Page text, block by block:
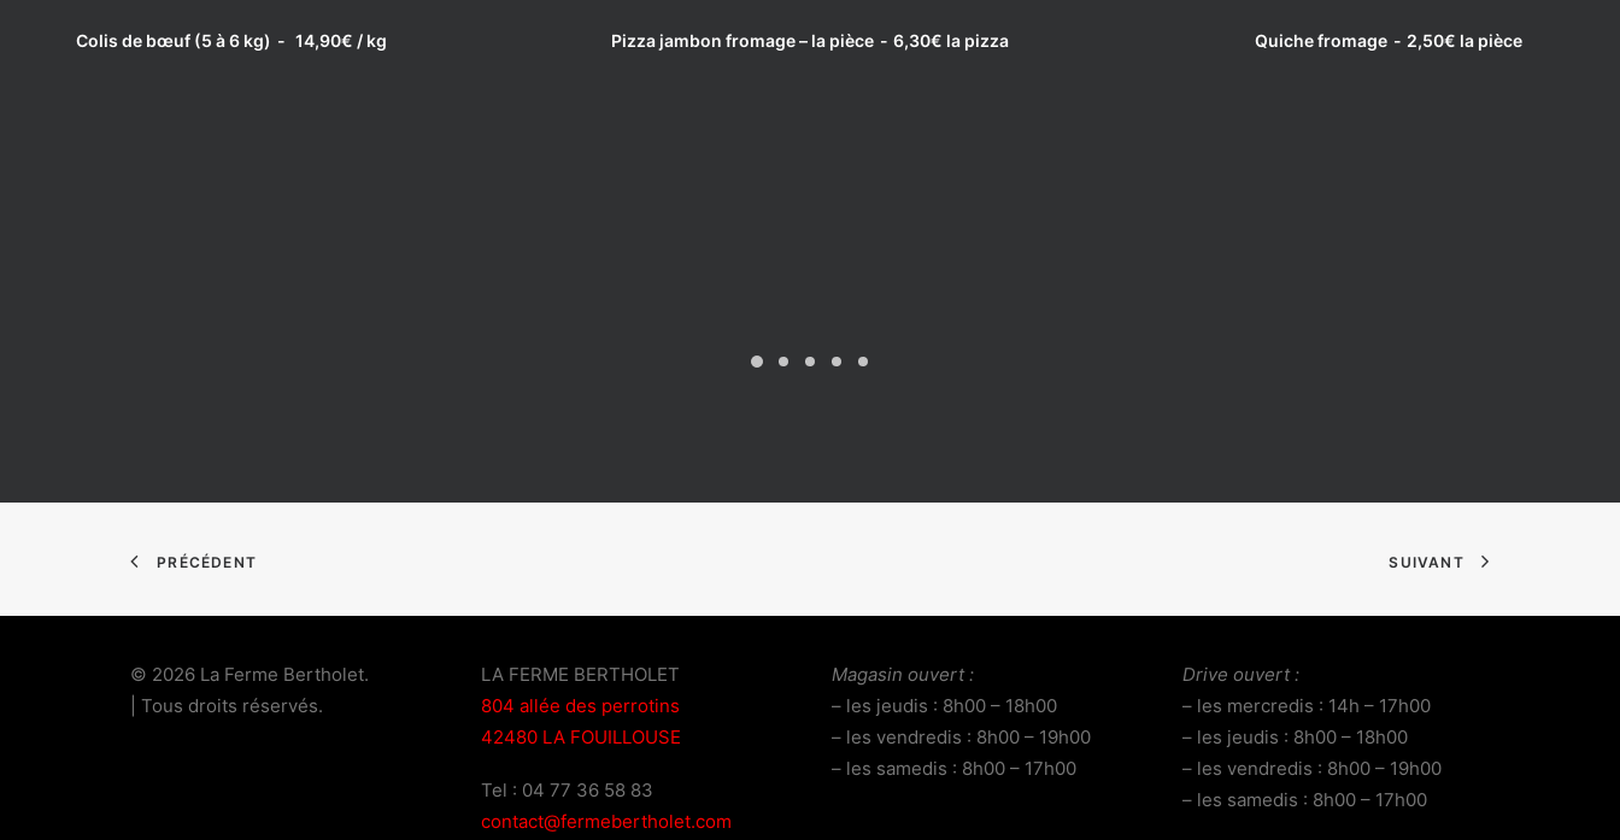
LIRE LA SUITE
Colis de bœuf (5 à 6 kg) 14,90€ / kg LIRE LA SUITE
Pizza jambon fromage – la pièce 6,30€ la pizza LIRE LA SUITE
Quiche fromage 2,50€ la pièce
PRÉCÉDENT SUIVANT
© 2026 La Ferme Bertholet.
| Tous droits réservés.
LA FERME BERTHOLET
804 allée des perrotins
42480 LA FOUILLOUSE
Tel : 04 77 36 58 83
contact@fermebertholet.com
Magasin ouvert :
– les jeudis : 8h00 – 18h00
– les vendredis : 8h00 – 19h00
– les samedis : 8h00 – 17h00
Drive ouvert :
– les mercredis : 14h – 17h00
– les jeudis : 8h00 – 18h00
– les vendredis : 8h00 – 19h00
– les samedis : 8h00 – 17h00